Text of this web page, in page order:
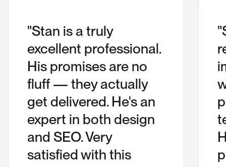
"Stan is a truly
excellent professional.
His promises are no
fluff — they actually
get delivered. He's an
expert in both design
and SEO. Very
satisfied with this